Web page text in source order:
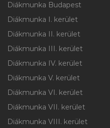
Diákmunka Budapest
Diákmunka I. kerület
Diákmunka II. kerület
Diákmunka III. kerület
Diákmunka IV. kerület
Diákmunka V. kerület
Diákmunka VI. kerület
Diákmunka VII. kerület
Diákmunka VIII. kerület